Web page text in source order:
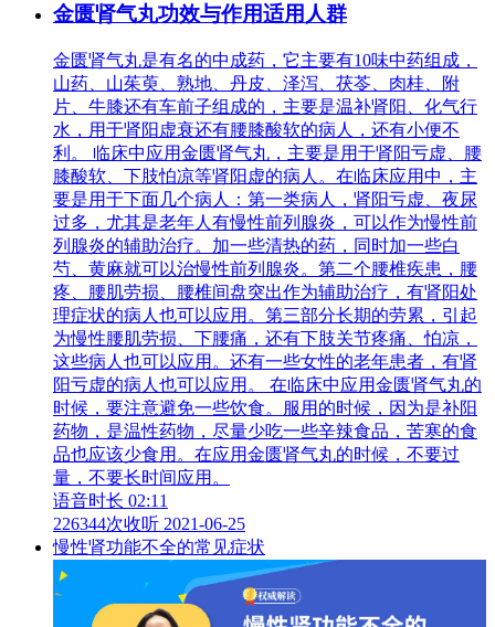
金匮肾气丸功效与作用适用人群
金匮肾气丸是有名的中成药，它主要有10味中药组成，
山药、山茱萸、熟地、丹皮、泽泻、茯苓、肉桂、附
片、牛膝还有车前子组成的，主要是温补肾阳、化气行
水，用于肾阳虚衰还有腰膝酸软的病人，还有小便不
利。 临床中应用金匮肾气丸，主要是用于肾阳亏虚、腰
膝酸软、下肢怕凉等肾阳虚的病人。在临床应用中，主
要是用于下面几个病人：第一类病人，肾阳亏虚、夜尿
过多，尤其是老年人有慢性前列腺炎，可以作为慢性前
列腺炎的辅助治疗。加一些清热的药，同时加一些白
芍、黄麻就可以治慢性前列腺炎。第二个腰椎疾患，腰
疼、腰肌劳损、腰椎间盘突出作为辅助治疗，有肾阳处
理症状的病人也可以应用。第三部分长期的劳累，引起
为慢性腰肌劳损、下腰痛，还有下肢关节疼痛、怕凉，
这些病人也可以应用。还有一些女性的老年患者，有肾
阳亏虚的病人也可以应用。 在临床中应用金匮肾气丸的
时候，要注意避免一些饮食。服用的时候，因为是补阳
药物，是温性药物，尽量少吃一些辛辣食品，苦寒的食
品也应该少食用。在应用金匮肾气丸的时候，不要过
量，不要长时间应用。
语音时长 02:11
226344次收听 2021-06-25
慢性肾功能不全的常见症状